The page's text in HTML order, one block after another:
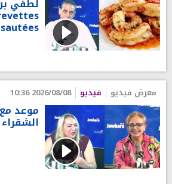
sautées
معرض فيديو فيديو 2026/08/08 10:36
موعد
الشقراء